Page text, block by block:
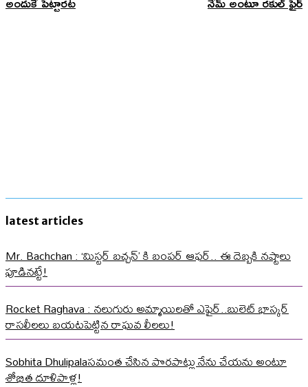
latest articles
Mr. Bachchan : ‘మిస్టర్ బచ్చన్’ కి బంపర్ ఆఫర్.. ఈ దెబ్బకి నష్టాలు
పూడినట్టే!
Rocket Raghava : నలుగురు అమ్మాయిలతో ఎఫైర్..బులెట్ భాస్కర్
రాసలీలలు బయటపెట్టిన రాఘవ లీలలు!
Sobhita Dhulipalaసమంత చేసిన పొరపాట్లు నేను చేయను అంటూ
శోభిత దూళిపాళ్ల!